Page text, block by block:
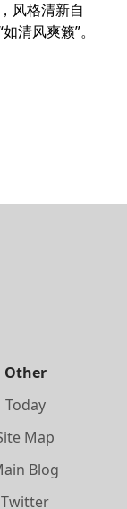
风格清新自
清风爽籁”。
Other
Today
Map
Blog
Twitter